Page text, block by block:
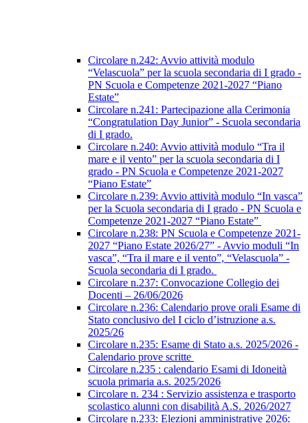
Circolare n.242: Avvio attività modulo
“Velascuola” per la scuola secondaria di I grado -
PN Scuola e Competenze 2021-2027 “Piano
Estate”
Circolare n.241: Partecipazione alla Cerimonia
“Congratulation Day Junior” - Scuola secondaria
di I grado.
Circolare n.240: Avvio attività modulo “Tra il
mare e il vento” per la scuola secondaria di I
grado - PN Scuola e Competenze 2021-2027
“Piano Estate”
Circolare n.239: Avvio attività modulo “In vasca”
per la Scuola secondaria di I grado - PN Scuola e
Competenze 2021-2027 “Piano Estate”
Circolare n.238: PN Scuola e Competenze 2021-
2027 “Piano Estate 2026/27” - Avvio moduli “In
vasca”, “Tra il mare e il vento”, “Velascuola” -
Scuola secondaria di I grado.
Circolare n.237: Convocazione Collegio dei
Docenti – 26/06/2026
Circolare n.236: Calendario prove orali Esame di
Stato conclusivo del I ciclo d’istruzione a.s.
2025/26
Circolare n.235: Esame di Stato a.s. 2025/2026 -
Calendario prove scritte
Circolare n.235 : calendario Esami di Idoneità
scuola primaria a.s. 2025/2026
Circolare n. 234 : Servizio assistenza e trasporto
scolastico alunni con disabilità A.S. 2026/2027
Circolare n.233: Elezioni amministrative 2026: